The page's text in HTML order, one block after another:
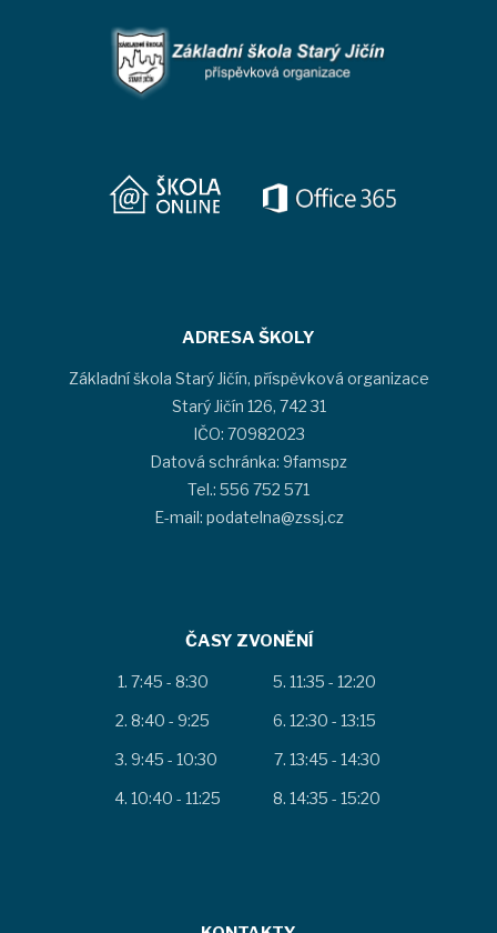
ADRESA ŠKOLY
Základní škola Starý Jičín, příspěvková organizace
Starý Jičín 126, 742 31
IČO: 70982023
Datová schránka: 9famspz
Tel.: 556 752 571
E-mail: podatelna@zssj.cz
ČASY ZVONĚNÍ
7:45 - 8:30
8:40 - 9:25
9:45 - 10:30
10:40 - 11:25
11:35 - 12:20
12:30 - 13:15
13:45 - 14:30
14:35 - 15:20